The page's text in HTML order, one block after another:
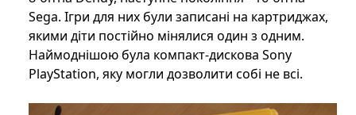
Sega. Ігри для них були записані на картриджах,
якими діти постійно мінялися один з одним.
Наймоднішою була компакт-дискова Sony
PlayStation, яку могли дозволити собі не всі.